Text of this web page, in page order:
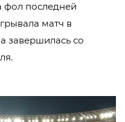
фол последней
матч в
завершилась со